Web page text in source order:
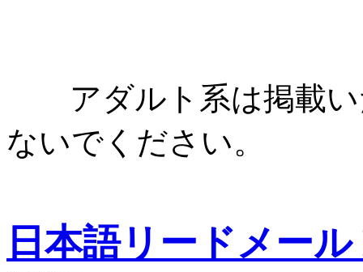
アダルト系は掲載い
ないでください。
日本語リードメー